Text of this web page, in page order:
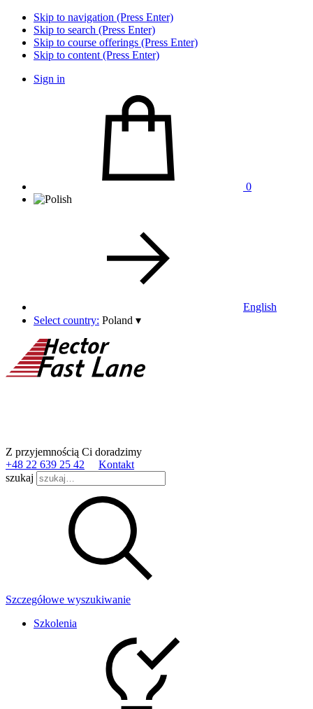
Skip to navigation (Press Enter)
Skip to search (Press Enter)
Skip to course offerings (Press Enter)
Skip to content (Press Enter)
Sign in
0
English
Select country: Poland ▾
Z przyjemnością Ci doradzimy
+48 22 639 25 42
Kontakt
szukaj
Szczegółowe wyszukiwanie
Szkolenia